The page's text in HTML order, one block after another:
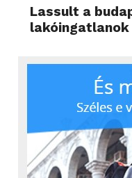
Lassult a